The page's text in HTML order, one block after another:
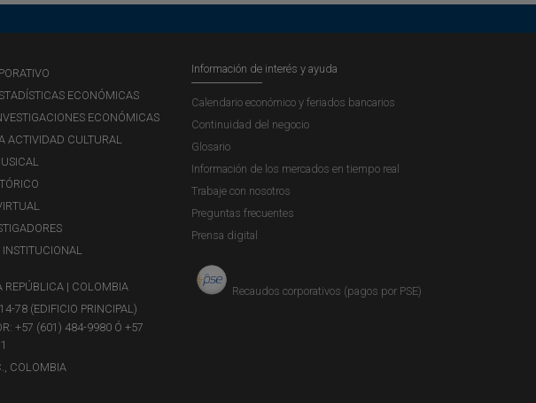
ECONÓMICAS
ECONÓMICAS
ACTIVIDAD CULTURAL
REPÚBLICA | COLOMBIA
78 (EDIFICIO PRINCIPAL)
+57 (601) 484-9980 Ó +57
COLOMBIA
Información de interés y ayuda
Calendario económico y feriados bancarios
Continuidad del negocio
Glosario
Información de los mercados en tiempo real
Trabaje con nosotros
Preguntas frecuentes
Prensa digital
Recaudos corporativos (pagos por PSE)